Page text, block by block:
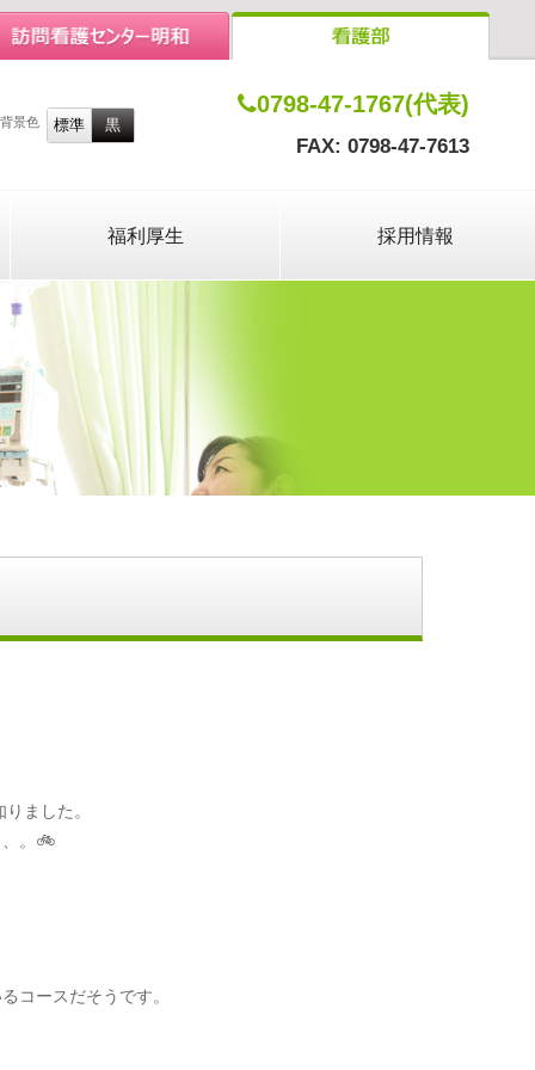
景色
0798-47-1767(代表)
FAX: 0798-47-7613
福利厚生 採用情報
ました。
、。🚲
コースだそうです。